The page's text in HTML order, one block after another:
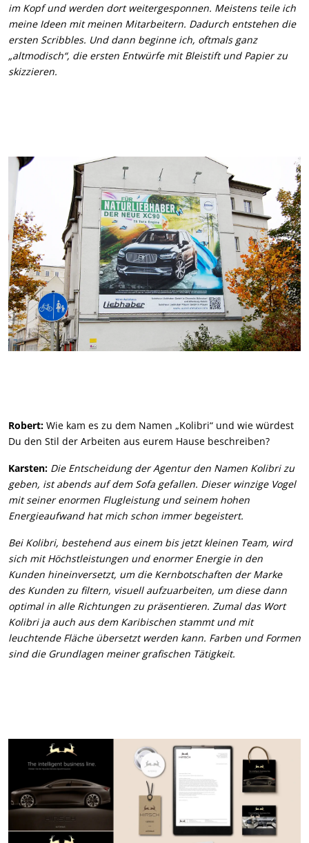
im Kopf und werden dort weitergesponnen. Meistens teile ich
meine Ideen mit meinen Mitarbeitern. Dadurch entstehen die
ersten Scribbles. Und dann beginne ich, oftmals ganz
„altmodisch“, die ersten Entwürfe mit Bleistift und Papier zu
skizzieren.
Robert: Wie kam es zu dem Namen „Kolibri“ und wie würdest
Du den Stil der Arbeiten aus eurem Hause beschreiben?
Karsten: Die Entscheidung der Agentur den Namen Kolibri zu
geben, ist abends auf dem Sofa gefallen. Dieser winzige Vogel
mit seiner enormen Flugleistung und seinem hohen
Energieaufwand hat mich schon immer begeistert.
Bei Kolibri, bestehend aus einem bis jetzt kleinen Team, wird
sich mit Höchstleistungen und enormer Energie in den
Kunden hineinversetzt, um die Kernbotschaften der Marke
des Kunden zu filtern, visuell aufzuarbeiten, um diese dann
optimal in alle Richtungen zu präsentieren. Zumal das Wort
Kolibri ja auch aus dem Karibischen stammt und mit
leuchtende Fläche übersetzt werden kann. Farben und Formen
sind die Grundlagen meiner grafischen Tätigkeit.